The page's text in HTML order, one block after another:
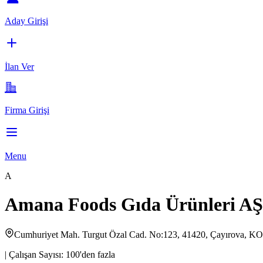
Aday Girişi
İlan Ver
Firma Girişi
Menu
A
Amana Foods Gıda Ürünleri
Cumhuriyet Mah. Turgut Özal Cad. No:123, 41420, Çayırova,
| Çalışan Sayısı: 100'den fazla